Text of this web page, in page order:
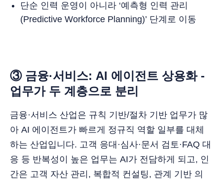
단순 인력 운영이 아니라 ‘예측형 인력 관리
(Predictive Workforce Planning)’ 단계로 이동
③ 금융·서비스: AI 에이전트 상용화 -
업무가 두 계층으로 분리
금융·서비스 산업은 규칙 기반/절차 기반 업무가 많
아 AI 에이전트가 빠르게 정규직 역할 일부를 대체
하는 산업입니다. 고객 응대·심사·문서 검토·FAQ 대
응 등 반복성이 높은 업무는 AI가 전담하게 되고, 인
간은 고객 자산 관리, 복합적 컨설팅, 관계 기반 의